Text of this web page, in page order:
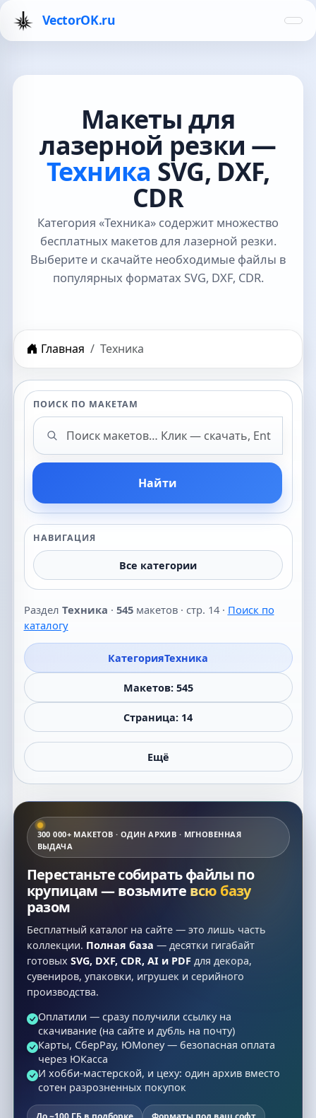
VectorOK.ru
Макеты для
лазерной резки —
Техника SVG, DXF,
CDR
Категория «Техника» содержит множество
бесплатных макетов для лазерной резки.
Выберите и скачайте необходимые файлы в
популярных форматах SVG, DXF, CDR.
Главная Техника
ПОИСК ПО МАКЕТАМ
Поиск макетов
Найти
НАВИГАЦИЯ
Все категории
Раздел Техника · 545макетов · стр. 14 · Поиск по
каталогу
КатегорияТехника
Макетов: 545
Страница: 14
Ещё
300 000+ МАКЕТОВ · ОДИН АРХИВ · МГНОВЕННАЯ
ВЫДАЧА
Перестаньте собирать файлы по
крупицам — возьмите всю базу
разом
Бесплатный каталог на сайте — это лишь часть
коллекции. Полная база — десятки гигабайт
готовых SVG, DXF, CDR, AI и PDFдля декора,
сувениров, упаковки, игрушек и серийного
производства.
Оплатили — сразу получили ссылку на
скачивание (на сайте и дубль на почту)
Карты, СберPay, ЮMoney — безопасная оплата
через ЮКасса
И хобби-мастерской, и цеху: один архив вместо
сотен разрозненных покупок